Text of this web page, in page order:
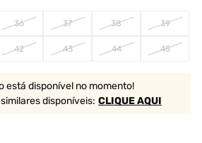
36 37 38 39
42 43 44 45
está disponível no momento!
disponíveis: CLIQUE AQUI